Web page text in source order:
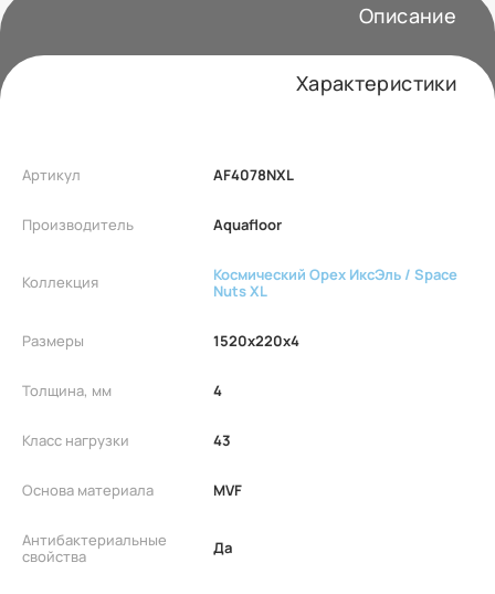
Характеристики
Описание
Артикул AF4078NXL
Производитель Aquafloor
Коллекция
Космический Орех ИксЭль / Space
Nuts XL
Размеры 1520x220x4
Толщина, мм 4
Класс нагрузки 43
Основа материала MVF
Антибактериальные
свойства
Да